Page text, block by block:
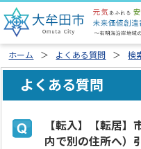
ホーム よくある質問 検
よくある質問
【転入】【転居
内で別の住所へ）